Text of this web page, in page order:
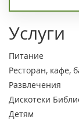
Услуги
Питание
Ресторан, кафе,
Развлечения
Дискотеки
Детям